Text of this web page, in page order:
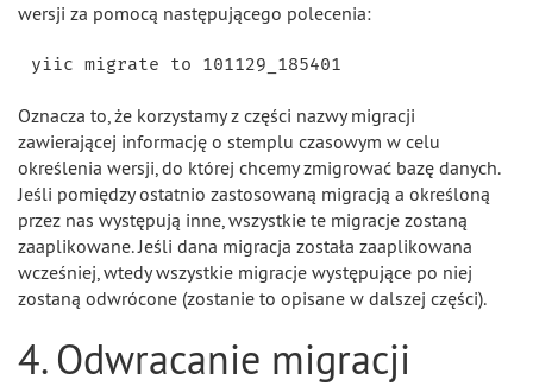
wersji za pomocą następującego polecenia:
Oznacza to, że korzystamy z części nazwy migracji
zawierającej informację o stemplu czasowym w celu
określenia wersji, do której chcemy zmigrować bazę danych.
Jeśli pomiędzy ostatnio zastosowaną migracją a określoną
przez nas występują inne, wszystkie te migracje zostaną
zaaplikowane. Jeśli dana migracja została zaaplikowana
wcześniej, wtedy wszystkie migracje występujące po niej
zostaną odwrócone (zostanie to opisane w dalszej części).
4. Odwracanie migracji